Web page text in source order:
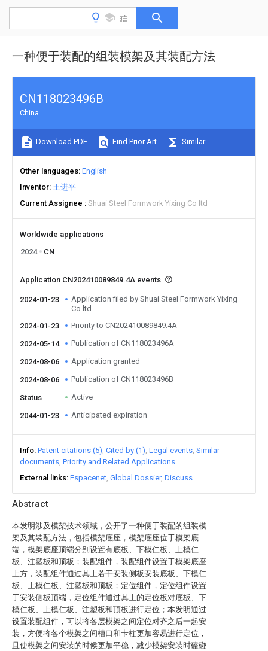
一种便于装配的组装模架及其装配方法
Abstract
本发明涉及模架技术领域，公开了一种便于装配的组装模
架及其装配方法，包括模架底座，模架底座位于模架底
端，模架底座顶端分别设置有底板、下模仁板、上模仁
板、注塑板和顶板；装配组件，装配组件设置于模架底座
上方，装配组件通过其上若干安装侧板安装底板、下模仁
板、上模仁板、注塑板和顶板；定位组件，定位组件设置
于安装侧板顶端，定位组件通过其上的定位板对底板、下
模仁板、上模仁板、注塑板和顶板进行定位；本发明通过
设置装配组件，可以将各层模架之间定位对齐之后一起安
装，方便将各个模架之间槽口和卡柱更加容易进行定位，
且使模架之间安装的时候更加平稳，减少模架安装时磕碰
CN118023496B
China
Download PDF Find Prior Art Similar
Other languages English
Inventor 王进平
Current Assignee
Shuai Steel Formwork Yixing Co ltd
Worldwide applications
2024
CN
Application CN202410089849.4A events
2024-01-23
Application filed by Shuai Steel Formwork Yixing
Co ltd
2024-01-23
Priority to CN202410089849.4A
2024-05-14 Publication of CN118023496A
2024-08-06 Application granted
2024-08-06 Publication of CN118023496B
Status Active
2044-01-23 Anticipated expiration
Info Patent citations (5) Cited by (1) Legal events Similar
documents Priority and Related Applications
External links Espacenet Global Dossier Discuss